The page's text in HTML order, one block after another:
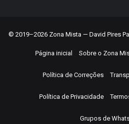
© 2019–2026 Zona Mista — David Pires
Página inicial Sobre o Zona
Política de Correções
Política de Privacidade
Grupos de